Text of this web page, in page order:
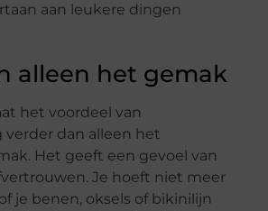
aan leukere dingen
alleen het gemak
het voordeel van
verder dan alleen het
Het geeft een gevoel van
Je hoeft niet meer
je benen, oksels of bikinilijn